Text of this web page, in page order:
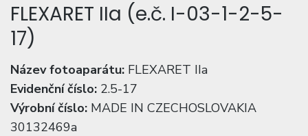
FLEXARET IIa (e.č. I-03-1-2-5-
17)
Název fotoaparátu: FLEXARET IIa
Evidenční číslo: 2.5-17
Výrobní číslo: MADE IN CZECHOSLOVAKIA
30132469a